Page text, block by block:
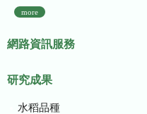
more
網路資訊服務
研究成果
水稻品種